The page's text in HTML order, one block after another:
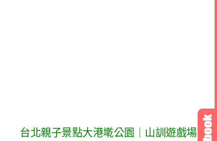
台北親子景點大港墘公園｜山訓遊戲場